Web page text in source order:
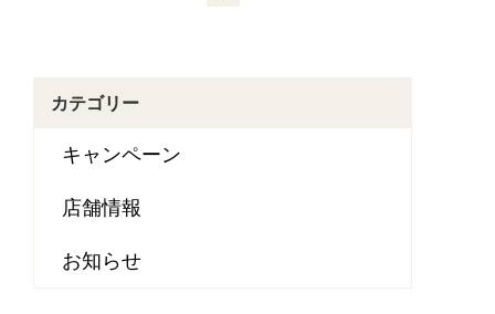
カテゴリー
キャンペーン
店舗情報
お知らせ